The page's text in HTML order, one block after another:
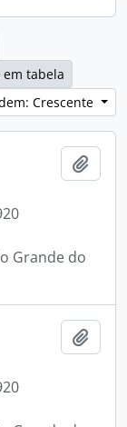
em tabela
Crescente
Grande do